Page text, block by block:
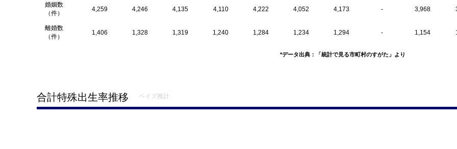
婚姻数
（件）
4,259 4,246 4,135 4,110 4,222 4,052 4,173 - 3,968
離婚数
（件）
1,406 1,328 1,319 1,240 1,284 1,234 1,294 - 1,154
*データ出典：「統計で見る市町村のすがた」より
合計特殊出生率推移 ベイズ推計